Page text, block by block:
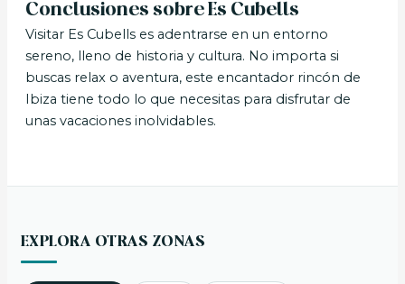
Conclusiones sobre Es Cubells
Visitar Es Cubells es adentrarse en un entorno
sereno, lleno de historia y cultura. No importa si
buscas relax o aventura, este encantador rincón de
Ibiza tiene todo lo que necesitas para disfrutar de
unas vacaciones inolvidables.
EXPLORA OTRAS ZONAS